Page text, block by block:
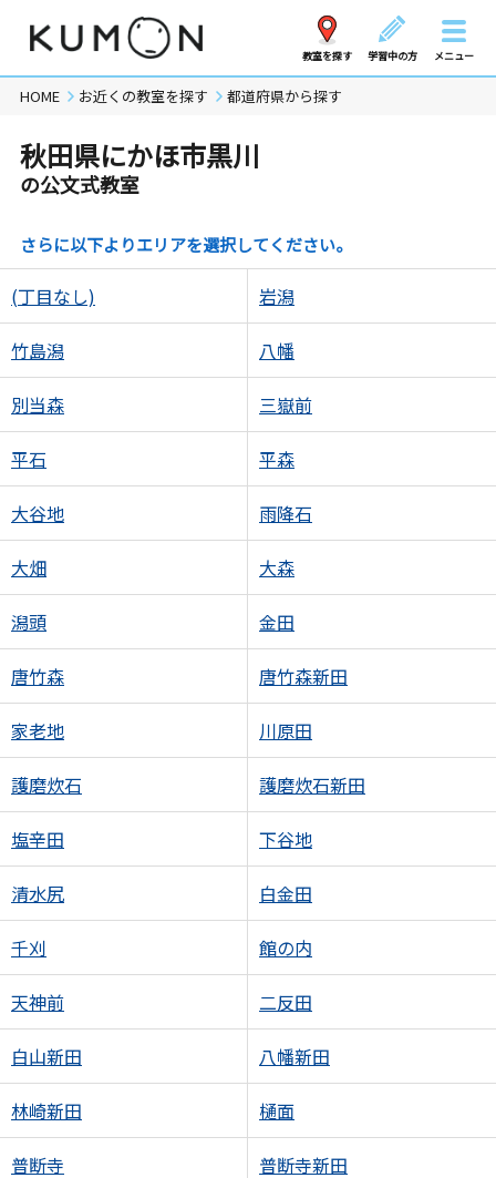
教室を探す 学習中の方 メニュー
HOME お近くの教室を探す 都道府県から探す
秋田県にかほ市黒川
の公文式教室
さらに以下よりエリアを選択してください。
(丁目なし) 岩潟
竹島潟 八幡
別当森 三嶽前
平石 平森
大谷地 雨降石
大畑 大森
潟頭 金田
唐竹森 唐竹森新田
家老地 川原田
護磨炊石 護磨炊石新田
塩辛田 下谷地
清水尻 白金田
千刈 館の内
天神前 二反田
白山新田 八幡新田
林崎新田 樋面
普断寺 普断寺新田